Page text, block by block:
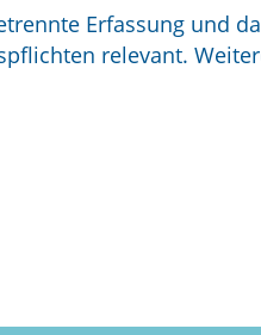
Erfassung und
relevant.